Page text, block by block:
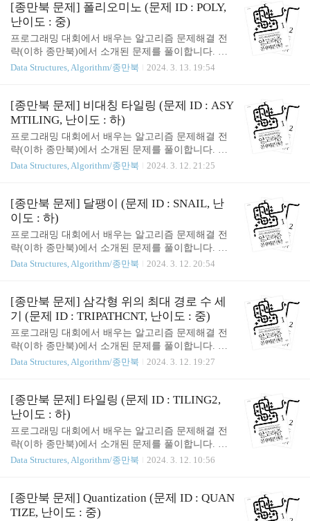
난이도 : 중) 여기까지 왔으면, 이제 DP 문제는 패턴
이 학습되었을 것이다. 그냥... 아래처럼 풀면 된달까
요(웃음). #include #include "stdlib.h" #include #include
#include #include #include using namespace std; /******
**********************************************
*********************************..
[종만북 문제] 폴리오미노 (문제 ID : POLY,
난이도 : 중)
프로그래밍 대회에서 배우는 알고리즘 문제해결 전
략(이하 종만북)에서 소개된 문제를 풀이합니다. 알
고리즘에 진심이시라면, 직접 구매하셔서 읽어보시
로 분해해 볼 수 있다! [종만북 문제] 폴리오미노 (문
제 ID : POLY, 난이도 : 중) 휴.. 맨 처음에는 무슨 문
제인가 싶었지만, 결국 풀어내서 성취감이 있는 문제
였다. 책에 있는 접근법을 조금 가져와 보자면... 위의
성질을 이용해서 점화식을 세우면 된다. 왜 이렇게
되냐면, 한 줄에 있는 블럭들은 서로 떨어져 있으면
은 대략 아래처럼 생겼다. 나 같은 경우, 처음에는 아
래처럼 for-loop 으로..
Data Structures, Algorithm/종만북 2024. 3. 13. 19:54
[종만북 문제] 비대칭 타일링 (문제 ID : ASY
MTILING, 난이도 : 하)
프로그래밍 대회에서 배우는 알고리즘 문제해결 전
략(이하 종만북)에서 소개된 문제를 풀이합니다. 알
고리즘에 진심이시라면, 직접 구매하셔서 읽어보시
문제] 비대칭 타일링 (문제 ID : ASYMTILING, 난이
도 : 하) 사실 이 문제는 이전의 타일링 문제와 매우
비슷하다. 중요한 건 '대칭인 경우를 어떻게 뺼 것인
가?' 인데, 잘 생각해 보면 길이가 홀수일 때와 짝수
일 때를 나눠서 간단한 연산을 해 주면 된다는 것을
알 수 있다. 사실 그다지 깔끔하지는 않지만, 나는 아
ude #include #include #i..
Data Structures, Algorithm/종만북 2024. 3. 12. 21:25
[종만북 문제] 달팽이 (문제 ID : SNAIL, 난
이도 : 하)
프로그래밍 대회에서 배우는 알고리즘 문제해결 전
략(이하 종만북)에서 소개된 문제를 풀이합니다. 알
고리즘에 진심이시라면, 직접 구매하셔서 읽어보시
하) 쉬운 DP 문제다. 점화식만 잘 세우면 되는데... 책
에서는 아래처럼 만들더라. 나 같은 경우, 아래와 같
이 풀었다. 점화식의 원리는 거의 동일하다! #include
#include "stdlib.h" #include #include #include #include
#include using namespace std; /********************
*********************************************
Data Structures, Algorithm/종만북 2024. 3. 12. 20:54
[종만북 문제] 삼각형 위의 최대 경로 수 세
기 (문제 ID : TRIPATHCNT, 난이도 : 중)
프로그래밍 대회에서 배우는 알고리즘 문제해결 전
략(이하 종만북)에서 소개된 문제를 풀이합니다. 알
고리즘에 진심이시라면, 직접 구매하셔서 읽어보시
경로 수 세기 (문제 ID : TRIPATHCNT, 난이도 : 중)
이번 문제도, 간단하게 DP 로 풀 수 있다. 예를 들어
다음과 같다. #include #include "stdlib.h" #include #incl
ude #include #include using namespace std; /**********
**********************************************
*********************************..
Data Structures, Algorithm/종만북 2024. 3. 12. 19:27
[종만북 문제] 타일링 (문제 ID : TILING2,
난이도 : 하)
프로그래밍 대회에서 배우는 알고리즘 문제해결 전
략(이하 종만북)에서 소개된 문제를 풀이합니다. 알
고리즘에 진심이시라면, 직접 구매하셔서 읽어보시
간단한 DP 문제다. #include #include "stdlib.h" #includ
e #include #include #include using namespace std; /****
Data Structures, Algorithm/종만북 2024. 3. 12. 10:56
[종만북 문제] Quantization (문제 ID : QUAN
TIZE, 난이도 : 중)